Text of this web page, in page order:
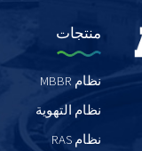
منتجات
نظام MBBR
نظام التهوية
نظام RAS